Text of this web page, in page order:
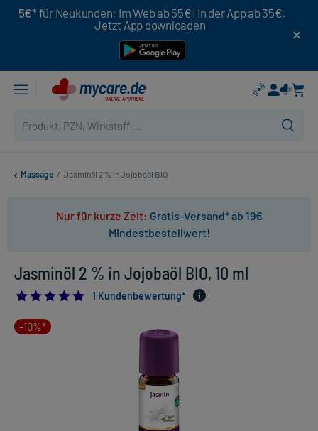
5€* für Neukunden: Im Web ab 55€ | In der App ab 35€.
Jetzt App downloaden
Massage / Jasminöl 2 % in Jojobaöl BIO
Nur für kurze Zeit: Gratis-Versand* ab 19€
Mindestbestellwert!
Jasminöl 2 % in Jojobaöl BIO, 10 ml
5.01 Kundenbewertung*
-10%*